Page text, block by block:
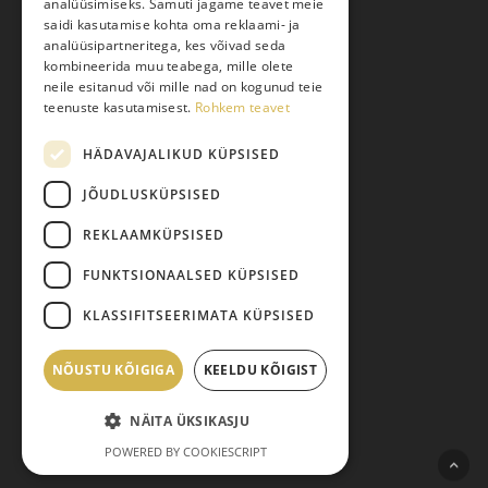
Vahesumma:
Vaata ostukorvi
Toodete tellimine
Maksmine
Järelmaks
Pretensiooni esitamine
Isikuandmete töötlemine
© 2026 Pariisi Vesi.
facebookinstagram
analüüsimiseks. Samuti jagame teavet meie
saidi kasutamise kohta oma reklaami- ja
analüüsipartneritega, kes võivad seda
kombineerida muu teabega, mille olete
neile esitanud või mille nad on kogunud teie
teenuste kasutamisest. Rohkem teavet
HÄDAVAJALIKUD KÜPSISED
JÕUDLUSKÜPSISED
REKLAAMKÜPSISED
FUNKTSIONAALSED KÜPSISED
KLASSIFITSEERIMATA KÜPSISED
NÕUSTU KÕIGIGA KEELDU KÕIGIST
NÄITA ÜKSIKASJU
POWERED BY COOKIESCRIPT